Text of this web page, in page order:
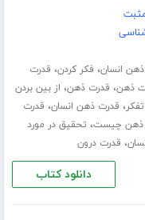
ذهن انسان، فکر کردن، قدرت
ذهن، قدرت ذهن، از بین بردن
، قدرت ذهن انسان، قدرت
ذهن چیست، تحقیق در مورد
، قدرت درون
دانلود کتاب